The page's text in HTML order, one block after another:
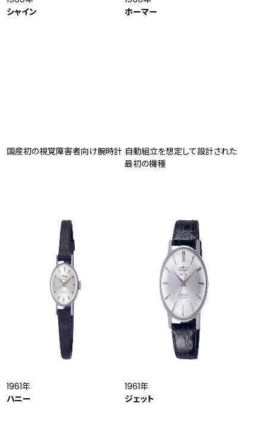
シャイン
国産初の視覚障害者向け腕時計
ホーマー
自動組立を想定して設計された
最初の機種
1961年
ハニー
1961年
ジェット